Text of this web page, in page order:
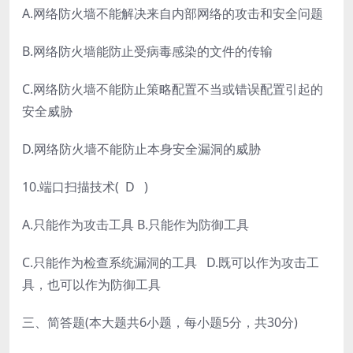
A.网络防火墙不能解决来自内部网络的攻击和安全问题
B.网络防火墙能防止受病毒感染的文件的传输
C.网络防火墙不能防止策略配置不当或错误配置引起的
安全威胁
D.网络防火墙不能防止本身安全漏洞的威胁
10.端口扫描技术( D )
A.只能作为攻击工具 B.只能作为防御工具
C.只能作为检查系统漏洞的工具 D.既可以作为攻击工
具，也可以作为防御工具
三、简答题(本大题共6小题，每小题5分，共30分)